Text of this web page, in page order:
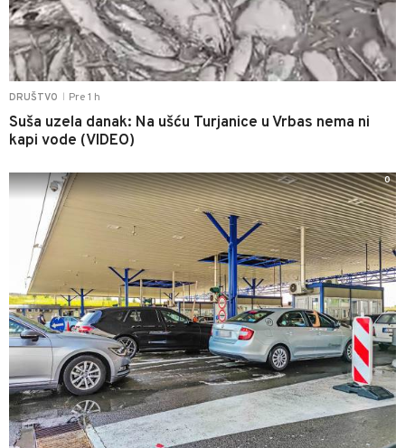
DRUŠTVO Pre 1 h
Suša uzela danak: Na ušću Turjanice u Vrbas nema ni
kapi vode (VIDEO)
0